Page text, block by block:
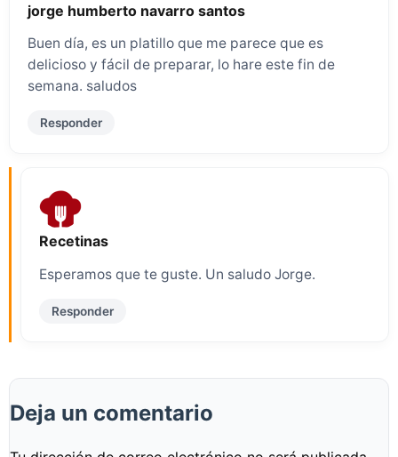
jorge humberto navarro santos
Buen día, es un platillo que me parece que es
delicioso y fácil de preparar, lo hare este fin de
semana. saludos
Responder
Recetinas
Esperamos que te guste. Un saludo Jorge.
Responder
Deja un comentario